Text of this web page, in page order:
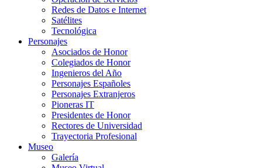
Redes de Datos e Internet
Satélites
Tecnológica
Personajes
Asociados de Honor
Colegiados de Honor
Ingenieros del Año
Personajes Españoles
Personajes Extranjeros
Pioneras IT
Presidentes de Honor
Rectores de Universidad
Trayectoria Profesional
Museo
Galería